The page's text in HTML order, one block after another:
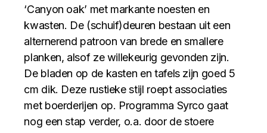
‘Canyon oak’ met markante noesten en
kwasten. De (schuif)deuren bestaan uit een
alternerend patroon van brede en smallere
planken, alsof ze willekeurig gevonden zijn.
De bladen op de kasten en tafels zijn goed 5
cm dik. Deze rustieke stijl roept associaties
met boerderijen op. Programma Syrco gaat
nog een stap verder, o.a. door de stoere